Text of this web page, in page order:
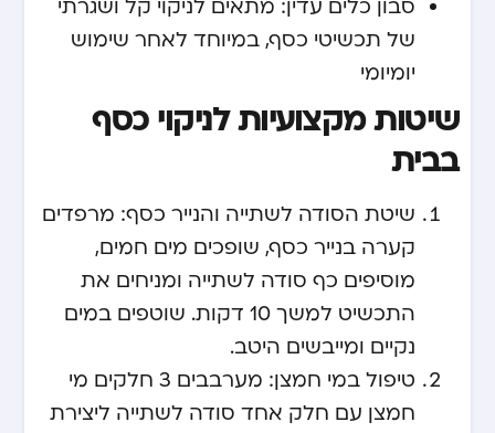
סבון כלים עדין: מתאים לניקוי קל ושגרתי
של תכשיטי כסף, במיוחד לאחר שימוש
יומיומי
שיטות מקצועיות לניקוי כסף
בבית
שיטת הסודה לשתייה והנייר כסף: מרפדים
קערה בנייר כסף, שופכים מים חמים,
מוסיפים כף סודה לשתייה ומניחים את
התכשיט למשך 10 דקות. שוטפים במים
נקיים ומייבשים היטב.
טיפול במי חמצן: מערבבים 3 חלקים מי
חמצן עם חלק אחד סודה לשתייה ליצירת